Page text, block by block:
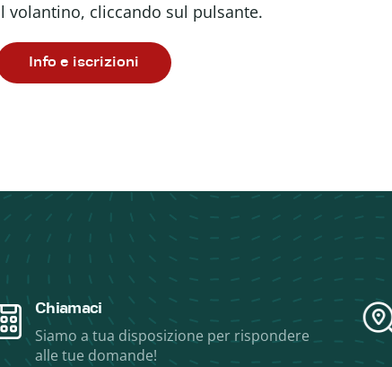
volantino, cliccando sul pulsante.
Info e iscrizioni
Chiamaci
Siamo a tua disposizione per rispondere
alle tue domande!